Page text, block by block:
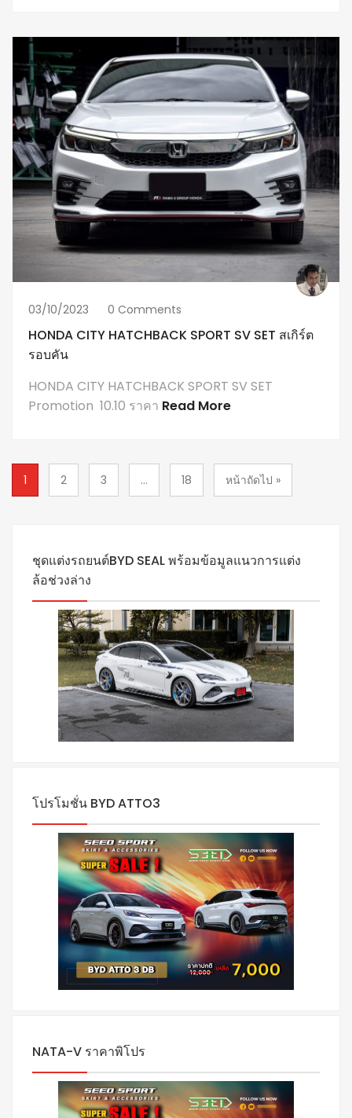
03/10/2023 0 Comments
HONDA CITY HATCHBACK SPORT SV SET สเกิร์ต
รอบคัน
HONDA CITY HATCHBACK SPORT SV SET
Promotion 10.10 ราคา Read More
1 2 3 ... 18 หน้าถัดไป »
ชุดแต่งรถยนต์BYD SEAL พร้อมข้อมูลแนวการแต่ง
ล้อช่วงล่าง
โปรโมชั่น BYD ATTO3
NATA-V ราคาพิโปร